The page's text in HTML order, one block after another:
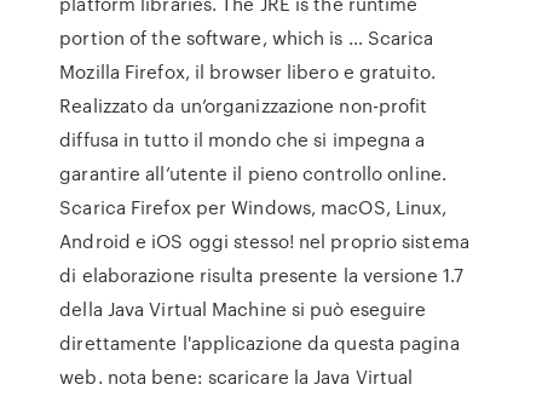
portion of the software, which is … Scarica
Mozilla Firefox, il browser libero e gratuito.
Realizzato da un’organizzazione non-profit
diffusa in tutto il mondo che si impegna a
garantire all’utente il pieno controllo online.
Scarica Firefox per Windows, macOS, Linux,
Android e iOS oggi stesso! nel proprio sistema
di elaborazione risulta presente la versione 1.7
della Java Virtual Machine si può eseguire
direttamente l'applicazione da questa pagina
web. nota bene: scaricare la Java Virtual